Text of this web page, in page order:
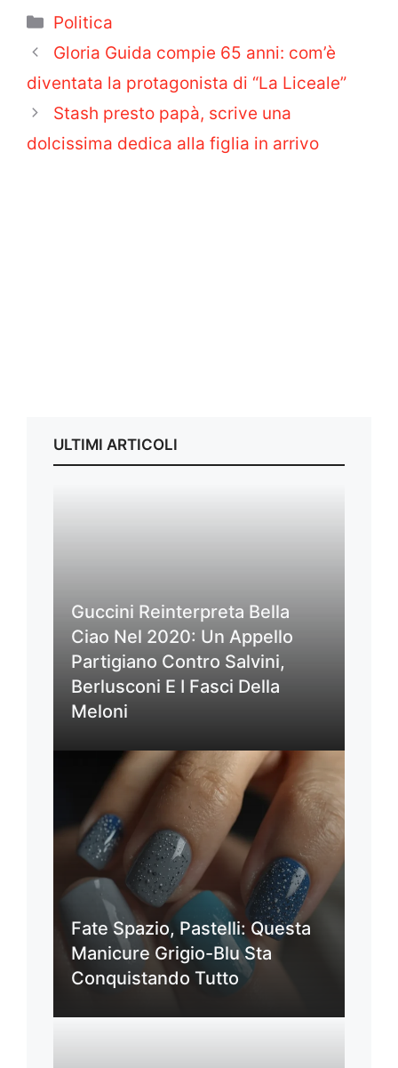
Categorie
Politica
Gloria Guida compie 65 anni: com’è
diventata la protagonista di “La Liceale”
Stash presto papà, scrive una
dolcissima dedica alla figlia in arrivo
ULTIMI ARTICOLI
Guccini Reinterpreta Bella
Ciao Nel 2020: Un Appello
Partigiano Contro Salvini,
Berlusconi E I Fasci Della
Meloni
Fate Spazio, Pastelli: Questa
Manicure Grigio-Blu Sta
Conquistando Tutto